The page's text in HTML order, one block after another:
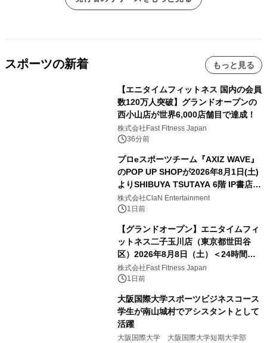
スポーツの新着 もっと見る
【エニタイムフィットネス 国内の会員
数120万人突破】グランドオープンの
西小山店が世界6,000店舗目で達成！
株式会社Fast Fitness Japan
36分前
プロeスポーツチーム『AXIZ WAVE』
のPOP UP SHOPが2026年8月1日(土)
よりSHIBUYA TSUTAYA 6階 IP書店で
開催決定！！
株式会社ClaN Entertainment
1日前
【グランドオープン】エニタイムフィ
ットネス二子玉川店（東京都世田谷
区）2026年8月8日（土）＜24時間年
中無休のフィットネスジム＞
株式会社Fast Fitness Japan
1日前
大阪国際大学スポーツビジネスコース
学生が南山城村でアシスタントとして
活躍
大阪国際大学 大阪国際大学短期大学部